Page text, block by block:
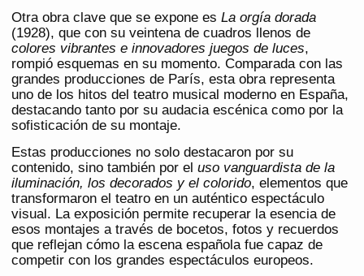
Otra obra clave que se expone es La orgía dorada
(1928), que con su veintena de cuadros llenos de
colores vibrantes e innovadores juegos de luces,
rompió esquemas en su momento. Comparada con las
grandes producciones de París, esta obra representa
uno de los hitos del teatro musical moderno en España,
destacando tanto por su audacia escénica como por la
sofisticación de su montaje.
Estas producciones no solo destacaron por su
contenido, sino también por el uso vanguardista de la
iluminación, los decorados y el colorido, elementos que
transformaron el teatro en un auténtico espectáculo
visual. La exposición permite recuperar la esencia de
esos montajes a través de bocetos, fotos y recuerdos
que reflejan cómo la escena española fue capaz de
competir con los grandes espectáculos europeos.